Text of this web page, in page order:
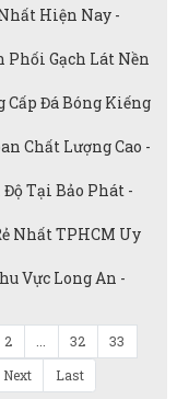
Hiện Nay -
Phối Gạch Lát Nền
Cấp Đá Bóng Kiếng
Chất Lượng Cao -
Độ Tại Bảo Phát -
Nhất TPHCM Uy
Vực Long An -
2 ... 32
33
Next Last